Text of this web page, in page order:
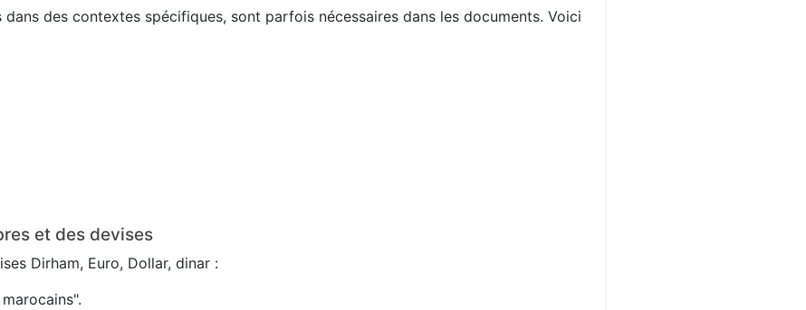
des contextes spécifiques, sont parfois nécessaires dans les documents. Voici
et des devises
Dirham, Euro, Dollar, dinar :